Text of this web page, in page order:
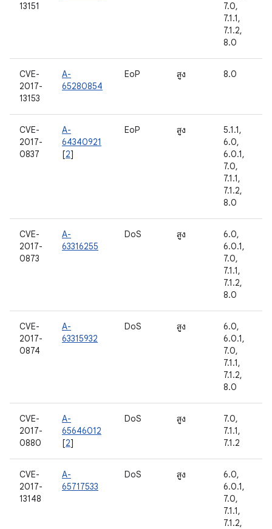
13151
7.0,
7.1.1,
7.1.2,
8.0
CVE-
2017-
13153
A-
65280854
EoP สูง 8.0
CVE-
2017-
0837
A-
64340921
[2]
EoP สูง
5.1.1,
6.0,
6.0.1,
7.0,
7.1.1,
7.1.2,
8.0
CVE-
2017-
0873
A-
63316255
DoS สูง
6.0,
6.0.1,
7.0,
7.1.1,
7.1.2,
8.0
CVE-
2017-
0874
A-
63315932
DoS สูง
6.0,
6.0.1,
7.0,
7.1.1,
7.1.2,
8.0
CVE-
2017-
0880
A-
65646012
[2]
DoS สูง
7.0,
7.1.1,
7.1.2
CVE-
2017-
13148
A-
65717533
DoS สูง
6.0,
6.0.1,
7.0,
7.1.1,
7.1.2,